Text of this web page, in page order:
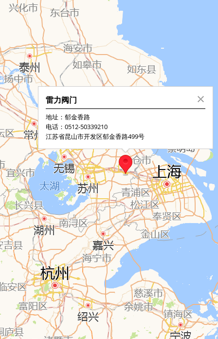
雷力阀门
地址：郁金香路
电话：0512-50339210
江苏省昆山市开发区郁金香路499号